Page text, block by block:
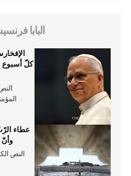
البابا
كلّ أسبوع
عطاء
وأنّ
النص